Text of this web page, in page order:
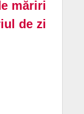
măriri
de zi